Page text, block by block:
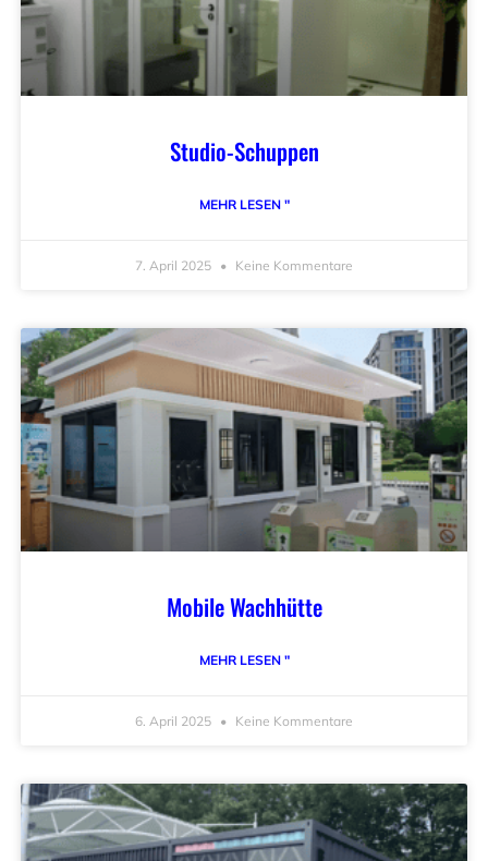
Studio-Schuppen
MEHR LESEN "
7. April 2025 Keine Kommentare
Mobile Wachhütte
MEHR LESEN "
6. April 2025 Keine Kommentare